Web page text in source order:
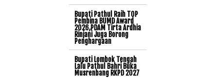
Bupati Pathul Raih TOP
Pembina BUMD Award
2026,PDAM Tirta Ardhia
Rinjani Juga Borong
Penghargaan
Bupati Lombok Tengah
Lalu Pathul Bahri Buka
Musrenbang RKPD 2027